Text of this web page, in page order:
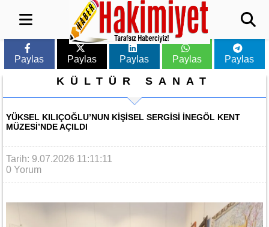
Paylas Paylas Paylas Paylas Paylas
KÜLTÜR SANAT
YÜKSEL KILIÇOĞLU’NUN KIŞISEL SERGISI İNEGÖL KENT
MÜZESI’NDE AÇILDI
Tarih: 9.07.2026 11:11:11
0 Yorum